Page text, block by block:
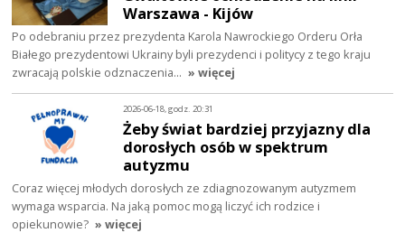
Warszawa - Kijów
Po odebraniu przez prezydenta Karola Nawrockiego Orderu Orła
Białego prezydentowi Ukrainy byli prezydenci i politycy z tego kraju
zwracają polskie odznaczenia… » więcej
2026-06-18, godz. 20:31
Żeby świat bardziej przyjazny dla
dorosłych osób w spektrum
autyzmu
Coraz więcej młodych dorosłych ze zdiagnozowanym autyzmem
wymaga wsparcia. Na jaką pomoc mogą liczyć ich rodzice i
opiekunowie? » więcej